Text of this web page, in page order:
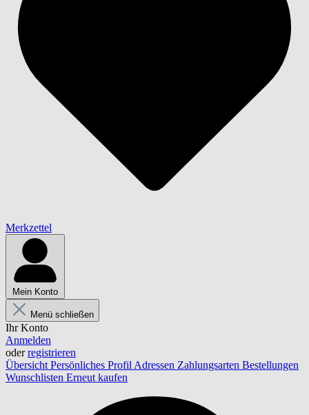
Merkzettel
Mein Konto
Menü schließen
Ihr Konto
Anmelden
oderregistrieren
Übersicht Persönliches Profil Adressen Zahlungsarten Bestellungen
Wunschlisten Erneut kaufen